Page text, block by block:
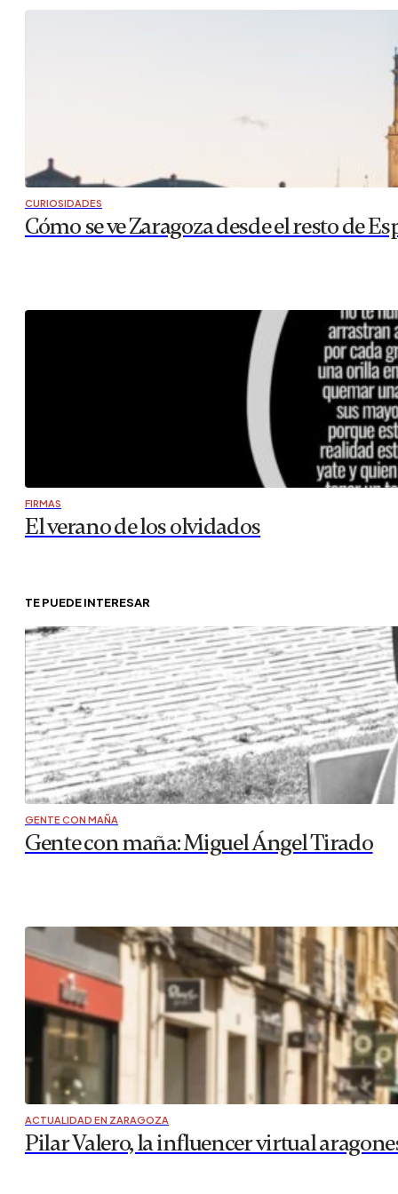
CURIOSIDADES
Cómo se ve Zaragoza desde el resto de
FIRMAS
El verano de los olvidados
TE PUEDE INTERESAR
GENTE CON MAÑA
Gente con maña: Miguel Ángel Tirado
ACTUALIDAD EN ZARAGOZA
Pilar Valero, la influencer virtual